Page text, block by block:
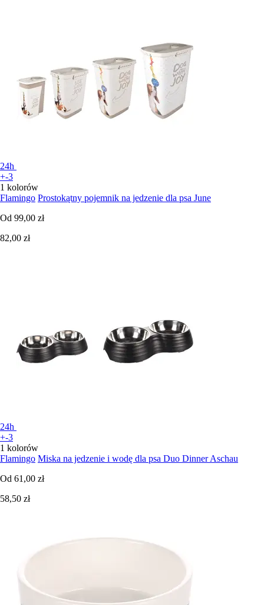
24h
+-3
1 kolorów
Flamingo Prostokątny pojemnik na jedzenie dla psa June
Od 99,00 zł
82,00 zł
24h
+-3
1 kolorów
Flamingo Miska na jedzenie i wodę dla psa Duo Dinner Aschau
Od 61,00 zł
58,50 zł